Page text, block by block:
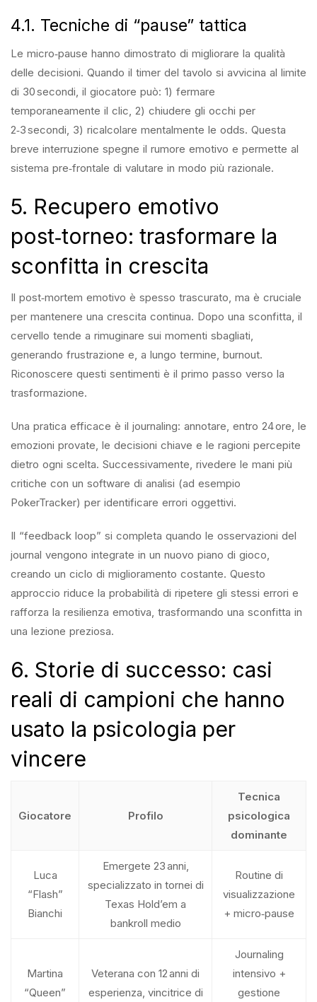
4.1. Tecniche di “pause” tattica
Le micro‑pause hanno dimostrato di migliorare la qualità
delle decisioni. Quando il timer del tavolo si avvicina al limite
di 30 secondi, il giocatore può: 1) fermare
temporaneamente il clic, 2) chiudere gli occhi per
2‑3 secondi, 3) ricalcolare mentalmente le odds. Questa
breve interruzione spegne il rumore emotivo e permette al
sistema pre‑frontale di valutare in modo più razionale.
5. Recupero emotivo
post‑torneo: trasformare la
sconfitta in crescita
Il post‑mortem emotivo è spesso trascurato, ma è cruciale
per mantenere una crescita continua. Dopo una sconfitta, il
cervello tende a rimuginare sui momenti sbagliati,
generando frustrazione e, a lungo termine, burnout.
Riconoscere questi sentimenti è il primo passo verso la
trasformazione.
Una pratica efficace è il journaling: annotare, entro 24 ore, le
emozioni provate, le decisioni chiave e le ragioni percepite
dietro ogni scelta. Successivamente, rivedere le mani più
critiche con un software di analisi (ad esempio
PokerTracker) per identificare errori oggettivi.
Il “feedback loop” si completa quando le osservazioni del
journal vengono integrate in un nuovo piano di gioco,
creando un ciclo di miglioramento costante. Questo
approccio riduce la probabilità di ripetere gli stessi errori e
rafforza la resilienza emotiva, trasformando una sconfitta in
una lezione preziosa.
6. Storie di successo: casi
reali di campioni che hanno
usato la psicologia per
vincere
Giocatore Profilo
Tecnica
psicologica
dominante
Luca
“Flash”
Bianchi
Emergete 23 anni,
specializzato in tornei di
Texas Hold’em a
bankroll medio
Routine di
visualizzazione
+ micro‑pause
Martina
“Queen”
Veterana con 12 anni di
esperienza, vincitrice di
Journaling
intensivo +
gestione